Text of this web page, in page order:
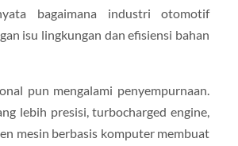
bagaimana industri otomotif
isu lingkungan dan efisiensi bahan
pun mengalami penyempurnaan.
lebih presisi, turbocharged engine,
mesin berbasis komputer membuat